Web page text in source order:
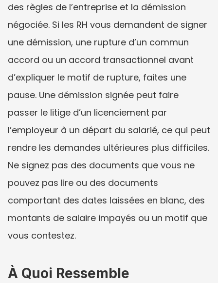
des règles de l’entreprise et la démission
négociée. Si les RH vous demandent de signer
une démission, une rupture d’un commun
accord ou un accord transactionnel avant
d’expliquer le motif de rupture, faites une
pause. Une démission signée peut faire
passer le litige d’un licenciement par
l’employeur à un départ du salarié, ce qui peut
rendre les demandes ultérieures plus difficiles.
Ne signez pas des documents que vous ne
pouvez pas lire ou des documents
comportant des dates laissées en blanc, des
montants de salaire impayés ou un motif que
vous contestez.
À Quoi Ressemble